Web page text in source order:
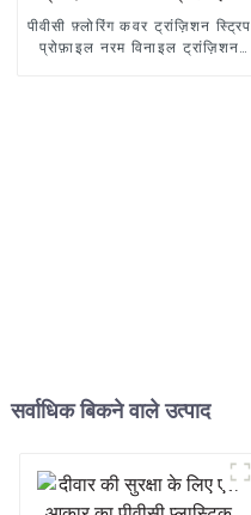
पीवीसी फ़्लोरिंग कवर ट्रांज़िशन स्ट्रिप
प्रोफ़ाइल नरम विनाइल ट्रांज़िशन
सर्वाधिक बिकने वाले उत्पाद